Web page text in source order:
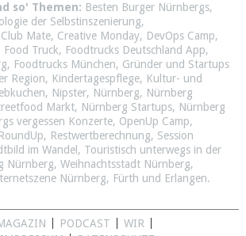
so' Themen: Besten Burger Nürnbergs,
der Selbstinszenierung,
Club Mate, Creative Monday, DevOps Camp,
Food Truck, Foodtrucks Deutschland App,
, Foodtrucks München, Gründer und Startups
Region, Kindertagespflege, Kultur- und
, Nipster, Nürnberg, Nürnberg
Markt, Nürnberg Startups, Nürnberg
vergessen Konzerte, OpenUp Camp,
, Restwertberechnung, Session
im Wandel , Touristisch unterwegs in der
Nürnberg, Weihnachtsstadt Nürnberg,
Nürnberg, Fürth und Erlangen.
PODCAST
WIR